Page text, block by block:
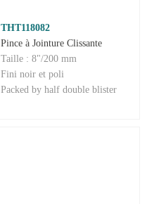
THT118082
Pince à Jointure Clissante
Taille : 8"/200 mm
Fini noir et poli
Packed by half double blister